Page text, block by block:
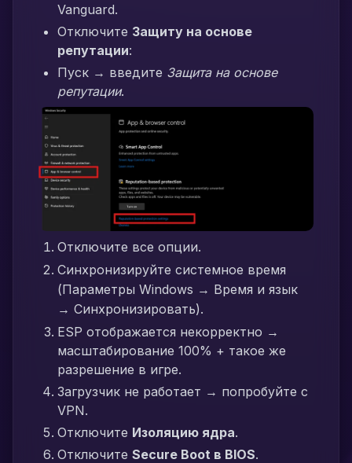
Vanguard.
Отключите Защиту на основе
репутации:
Пуск → введите Защита на основе
репутации.
Отключите все опции.
Синхронизируйте системное время
(Параметры Windows → Время и язык
→ Синхронизировать).
ESP отображается некорректно →
масштабирование 100% + такое же
разрешение в игре.
Загрузчик не работает → попробуйте с
VPN.
Отключите Изоляцию ядра.
Отключите Secure Boot в BIOS.